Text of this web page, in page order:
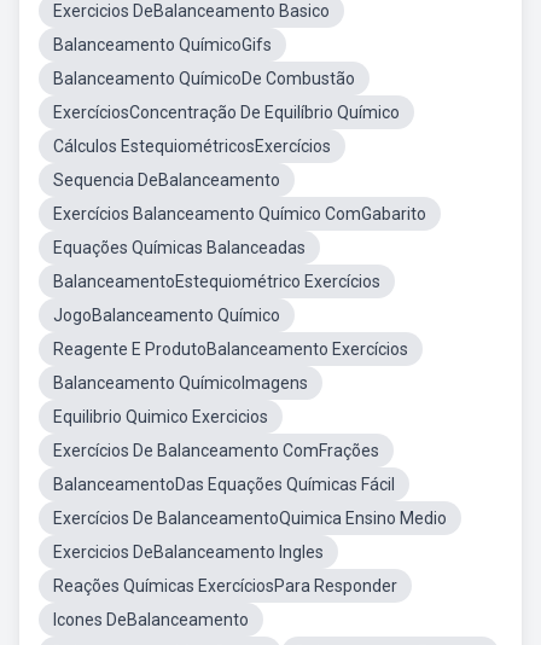
Exercicios DeBalanceamento Basico
Balanceamento QuímicoGifs
Balanceamento QuímicoDe Combustão
ExercíciosConcentração De Equilíbrio Químico
Cálculos EstequiométricosExercícios
Sequencia DeBalanceamento
Exercícios Balanceamento Químico ComGabarito
Equações Químicas Balanceadas
BalanceamentoEstequiométrico Exercícios
JogoBalanceamento Químico
Reagente E ProdutoBalanceamento Exercícios
Balanceamento QuímicoImagens
Equilibrio Quimico Exercicios
Exercícios De Balanceamento ComFrações
BalanceamentoDas Equações Químicas Fácil
Exercícios De BalanceamentoQuimica Ensino Medio
Exercicios DeBalanceamento Ingles
Reações Químicas ExercíciosPara Responder
Icones DeBalanceamento